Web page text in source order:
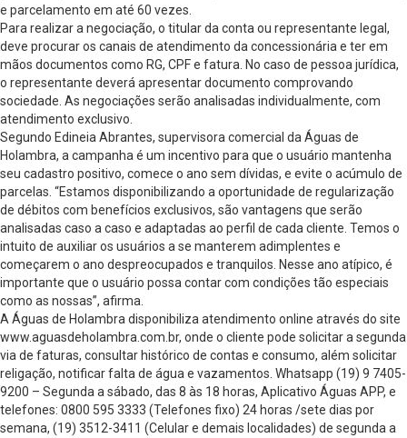
e parcelamento em até 60 vezes.
Para realizar a negociação, o titular da conta ou representante legal,
deve procurar os canais de atendimento da concessionária e ter em
mãos documentos como RG, CPF e fatura. No caso de pessoa jurídica,
o representante deverá apresentar documento comprovando
sociedade. As negociações serão analisadas individualmente, com
atendimento exclusivo.
Segundo Edineia Abrantes, supervisora comercial da Águas de
Holambra, a campanha é um incentivo para que o usuário mantenha
seu cadastro positivo, comece o ano sem dívidas, e evite o acúmulo de
parcelas. “Estamos disponibilizando a oportunidade de regularização
de débitos com benefícios exclusivos, são vantagens que serão
analisadas caso a caso e adaptadas ao perfil de cada cliente. Temos o
intuito de auxiliar os usuários a se manterem adimplentes e
começarem o ano despreocupados e tranquilos. Nesse ano atípico, é
importante que o usuário possa contar com condições tão especiais
como as nossas”, afirma.
A Águas de Holambra disponibiliza atendimento online através do site
www.aguasdeholambra.com.br, onde o cliente pode solicitar a segunda
via de faturas, consultar histórico de contas e consumo, além solicitar
religação, notificar falta de água e vazamentos. Whatsapp (19) 9 7405-
9200 – Segunda a sábado, das 8 às 18 horas, Aplicativo Águas APP, e
telefones: 0800 595 3333 (Telefones fixo) 24 horas /sete dias por
semana, (19) 3512-3411 (Celular e demais localidades) de segunda a